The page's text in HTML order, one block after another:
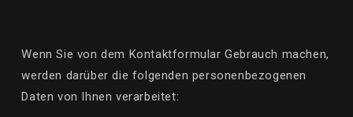
Wenn Sie von dem Kontaktformular Gebrauch machen,
werden darüber die folgenden personenbezogenen
Daten von Ihnen verarbeitet: